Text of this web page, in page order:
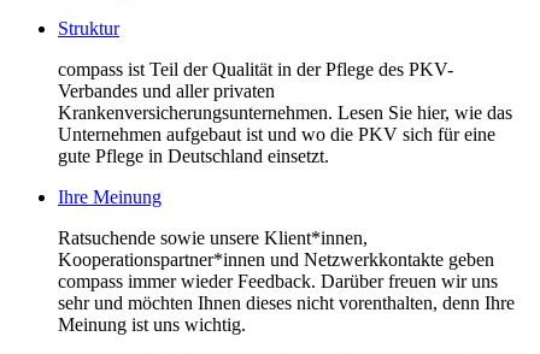
Struktur
compass ist Teil der Qualität in der Pflege des PKV-
Verbandes und aller privaten
Krankenversicherungsunternehmen. Lesen Sie hier, wie das
Unternehmen aufgebaut ist und wo die PKV sich für eine
gute Pflege in Deutschland einsetzt.
Ihre Meinung
Ratsuchende sowie unsere Klient*innen,
Kooperationspartner*innen und Netzwerkkontakte geben
compass immer wieder Feedback. Darüber freuen wir uns
sehr und möchten Ihnen dieses nicht vorenthalten, denn Ihre
Meinung ist uns wichtig.